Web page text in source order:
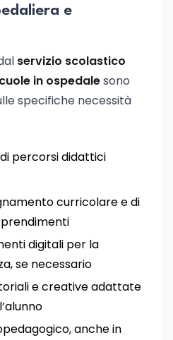
e
servizio scolastico
in ospedalesono
specifiche necessità
percorsi didattici
curricolare e di
digitali per la
se necessario
e creative adattate
anche in